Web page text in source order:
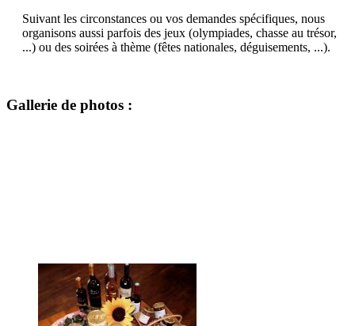
Suivant les circonstances ou vos demandes spécifiques, nous
organisons aussi parfois des jeux (olympiades, chasse au trésor,
...) ou des soirées à thème (fêtes nationales, déguisements, ...).
Gallerie de photos :